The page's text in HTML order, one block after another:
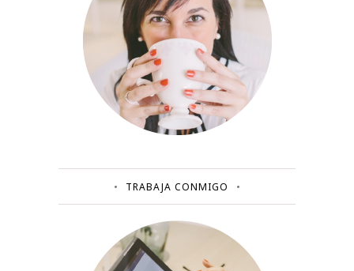
TRABAJA CONMIGO